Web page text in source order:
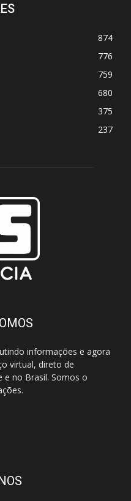
874
776
759
680
375
237
informações e agora
virtual, direto de
e no Brasil. Somos o